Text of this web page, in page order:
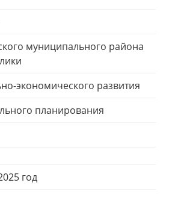
муниципального района
экономического развития
планирования
год